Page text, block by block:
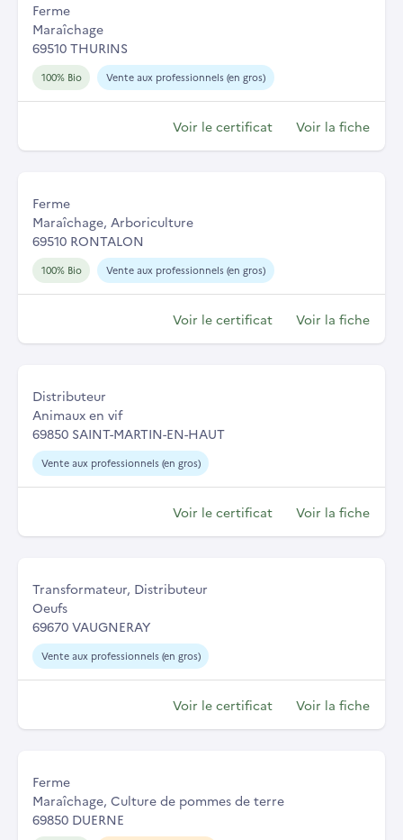
Ferme
Maraîchage
69510 THURINS
100% Bio Vente aux professionnels (en gros)
Voir le certificat Voir la fiche
Ferme
Maraîchage, Arboriculture
69510 RONTALON
100% Bio Vente aux professionnels (en gros)
Voir le certificat Voir la fiche
Distributeur
Animaux en vif
69850 SAINT-MARTIN-EN-HAUT
Vente aux professionnels (en gros)
Voir le certificat Voir la fiche
Transformateur, Distributeur
Oeufs
69670 VAUGNERAY
Vente aux professionnels (en gros)
Voir le certificat Voir la fiche
Ferme
Maraîchage, Culture de pommes de terre
69850 DUERNE